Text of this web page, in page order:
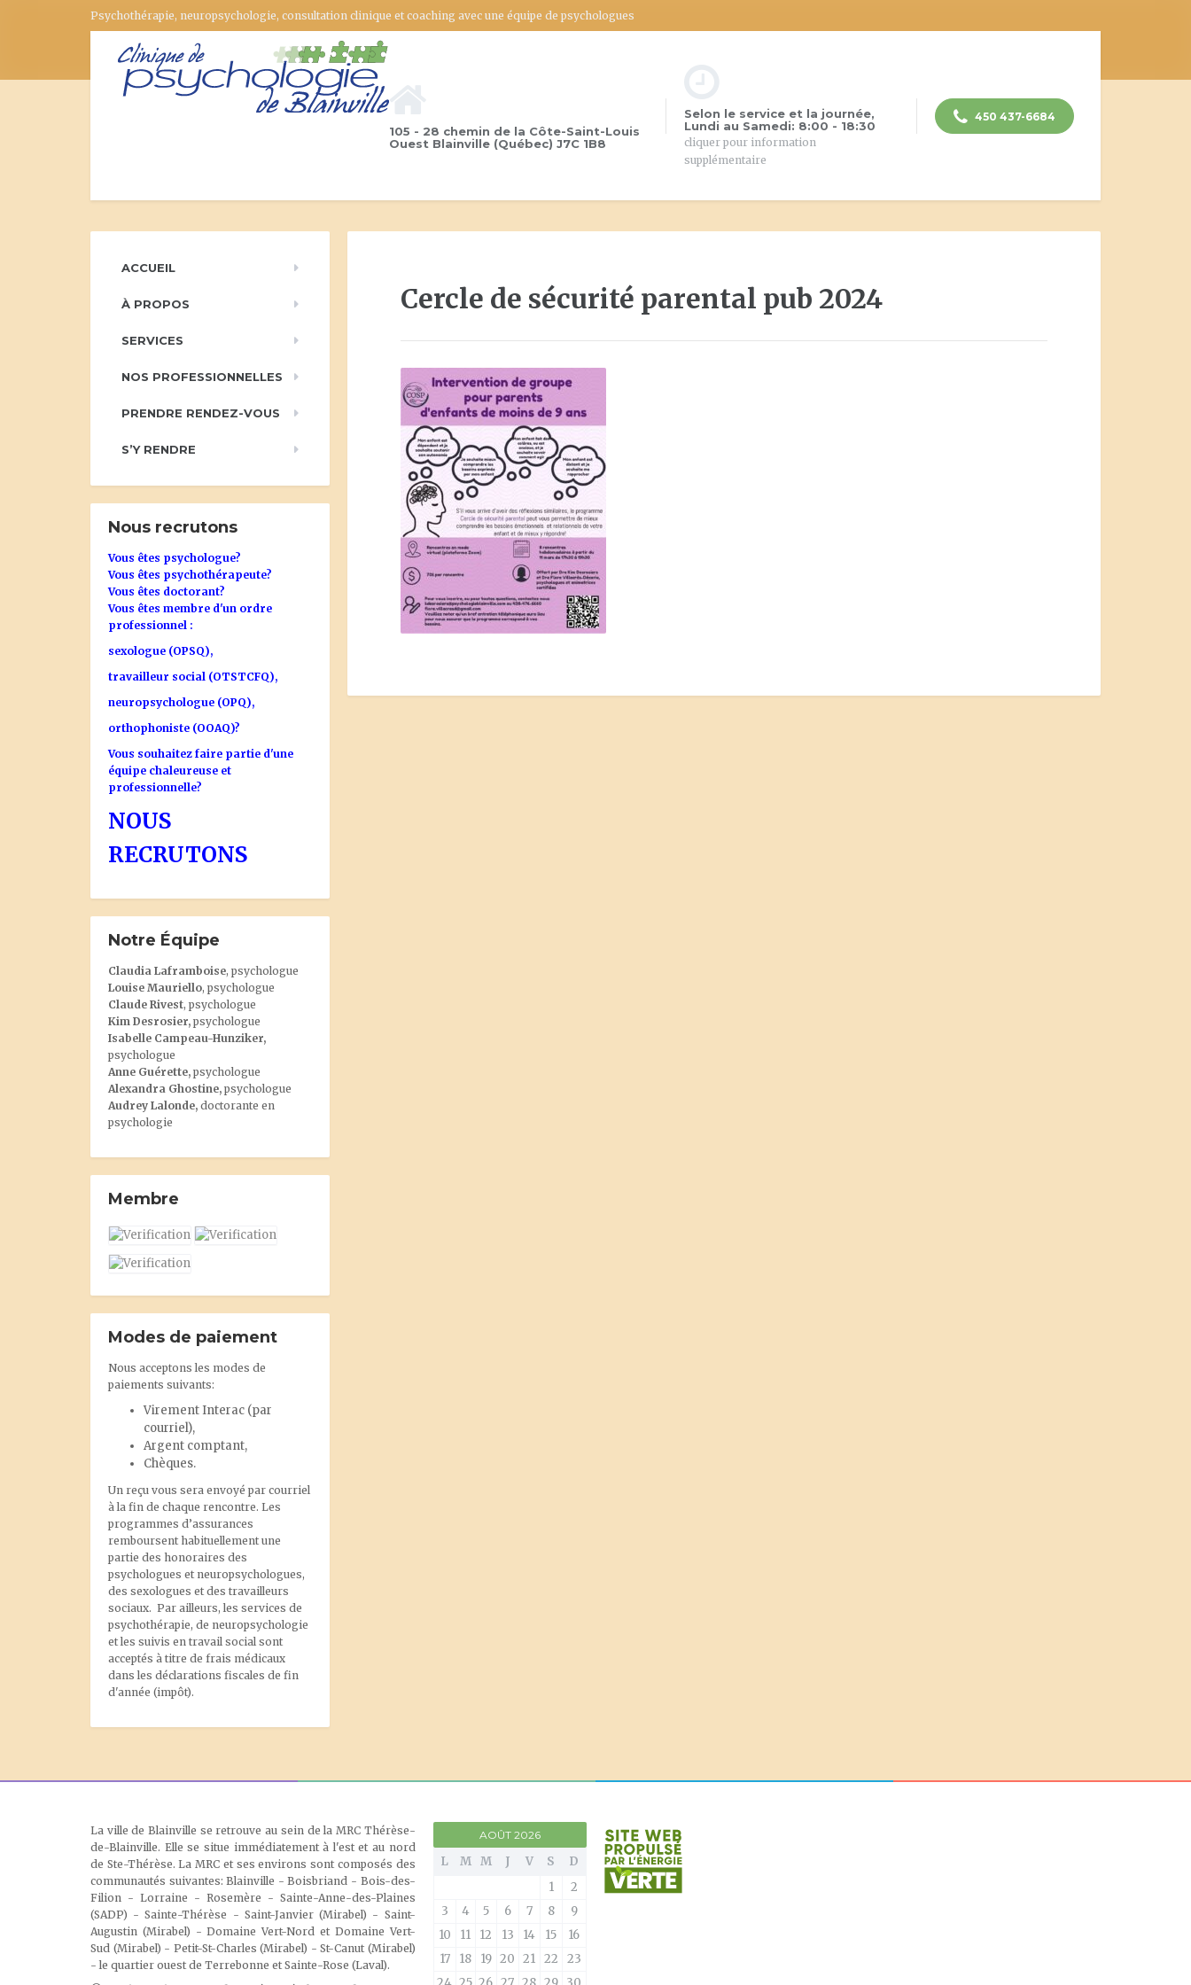
Psychothérapie, neuropsychologie, consultation clinique et coaching avec une équipe de psychologues
105 - 28 chemin de la Côte-Saint-Louis
Ouest Blainville (Québec) J7C 1B8
Selon le service et la journée,
Lundi au Samedi: 8:00 - 18:30
cliquer pour information
supplémentaire
450 437-6684
Cercle de sécurité parental pub 2024
ACCUEIL
À PROPOS
SERVICES
NOS PROFESSIONNELLES
PRENDRE RENDEZ-VOUS
S’Y RENDRE
Nous recrutons
Vous êtes psychologue?
Vous êtes psychothérapeute?
Vous êtes doctorant?
Vous êtes membre d'un ordre
professionnel :
sexologue (OPSQ),
travailleur social (OTSTCFQ),
neuropsychologue (OPQ),
orthophoniste (OOAQ)?
Vous souhaitez faire partie d'une
équipe chaleureuse et
professionnelle?
NOUS
RECRUTONS
Notre Équipe
Claudia Laframboise, psychologue
Louise Mauriello, psychologue
Claude Rivest, psychologue
Kim Desrosier, psychologue
Isabelle Campeau-Hunziker,
psychologue
Anne Guérette, psychologue
Alexandra Ghostine, psychologue
Audrey Lalonde, doctorante en
psychologie
Membre
Modes de paiement
Nous acceptons les modes de
paiements suivants:
Virement Interac (par
courriel),
Argent comptant,
Chèques.
Un reçu vous sera envoyé par courriel
à la fin de chaque rencontre. Les
programmes d’assurances
remboursent habituellement une
partie des honoraires des
psychologues et neuropsychologues,
des sexologues et des travailleurs
sociaux. Par ailleurs, les services de
psychothérapie, de neuropsychologie
et les suivis en travail social sont
acceptés à titre de frais médicaux
dans les déclarations fiscales de fin
d'année (impôt).
La ville de Blainville se retrouve au sein de la MRC Thérèse-
de-Blainville. Elle se situe immédiatement à l'est et au nord
de Ste-Thérèse. La MRC et ses environs sont composés des
communautés suivantes: Blainville - Boisbriand - Bois-des-
Filion - Lorraine - Rosemère - Sainte-Anne-des-Plaines
(SADP) - Sainte-Thérèse - Saint-Janvier (Mirabel) - Saint-
Augustin (Mirabel) - Domaine Vert-Nord et Domaine Vert-
Sud (Mirabel) - Petit-St-Charles (Mirabel) - St-Canut (Mirabel)
- le quartier ouest de Terrebonne et Sainte-Rose (Laval).
AOÛT 2026
L M M J V S
D
1
2
3
4 5 6 7 8
9
10
11 12 13 14 15
16
17
18 19 20 21 22
23